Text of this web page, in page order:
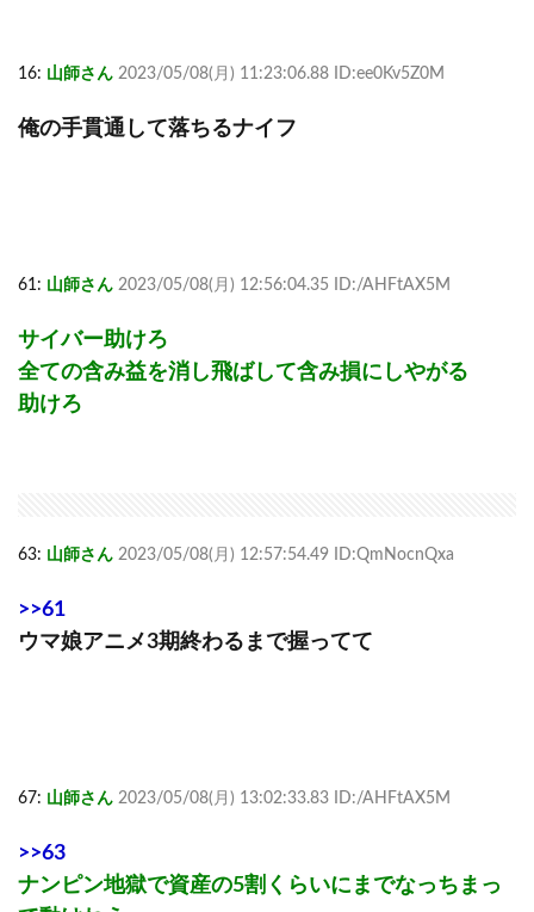
16: 山師さん 2023/05/08(月) 11:23:06.88 ID:ee0Kv5Z0M
俺の手貫通して落ちるナイフ
61: 山師さん 2023/05/08(月) 12:56:04.35 ID:/AHFtAX5M
サイバー助けろ
全ての含み益を消し飛ばして含み損にしやがる
助けろ
63: 山師さん 2023/05/08(月) 12:57:54.49 ID:QmNocnQxa
>>61
ウマ娘アニメ3期終わるまで握ってて
67: 山師さん 2023/05/08(月) 13:02:33.83 ID:/AHFtAX5M
>>63
ナンピン地獄で資産の5割くらいにまでなっちまっ